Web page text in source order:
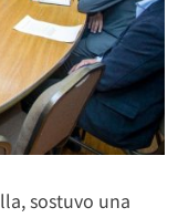
sostuvo una